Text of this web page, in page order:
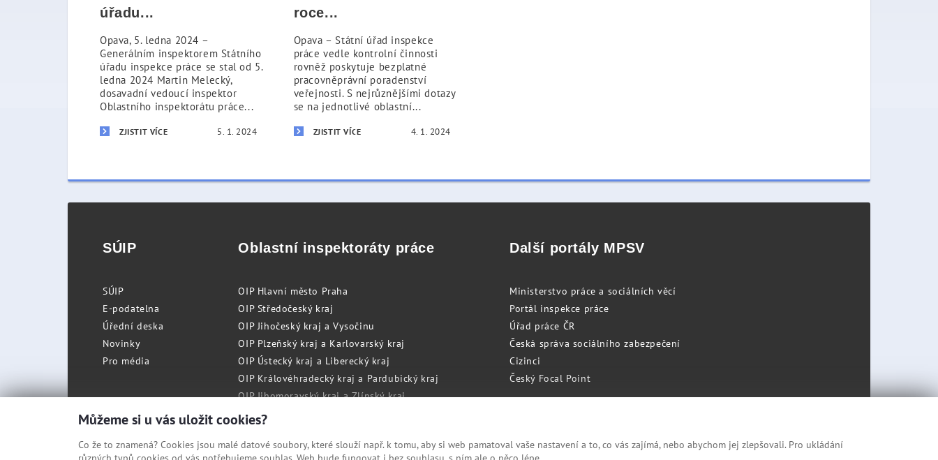
úřadu...
Opava, 5. ledna 2024 –
Generálním inspektorem Státního
úřadu inspekce práce se stal od 5.
ledna 2024 Martin Melecký,
dosavadní vedoucí inspektor
Oblastního inspektorátu práce...
ZJISTIT VÍCE 5. 1. 2024
roce...
Opava – Státní úřad inspekce
práce vedle kontrolní činnosti
rovněž poskytuje bezplatné
pracovněprávní poradenství
veřejnosti. S nejrůznějšími dotazy
se na jednotlivé oblastní...
ZJISTIT VÍCE 4. 1. 2024
SÚIP
SÚIP
E-podatelna
Úřední deska
Novinky
Pro média
Oblastní inspektoráty práce
OIP Hlavní město Praha
OIP Středočeský kraj
OIP Jihočeský kraj a Vysočinu
OIP Plzeňský kraj a Karlovarský kraj
OIP Ústecký kraj a Liberecký kraj
OIP Královéhradecký kraj a Pardubický kraj
OIP Jihomoravský kraj a Zlínský kraj
OIP Moravskoslezský kraj a Olomoucký kraj
Další portály MPSV
Ministerstvo práce a sociálních věcí
Portál inspekce práce
Úřad práce ČR
Česká správa sociálního zabezpečení
Cizinci
Český Focal Point
Můžeme si u vás uložit cookies?
Co že to znamená? Cookies jsou malé datové soubory, které slouží např. k tomu, aby si web pamatoval vaše nastavení a to, co vás zajímá, nebo abychom jej zlepšovali. Pro ukládání